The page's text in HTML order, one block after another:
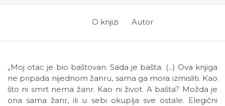
O knjizi Autor
„Moj otac je bio baštovan. Sada je bašta. (...) Ova knjiga
ne pripada nijednom žanru, sama ga mora izmisliti. Kao
što ni smrt nema žanr. Kao ni život. A bašta? Možda je
ona sama žanr, ili u sebi okuplja sve ostale. Elegični